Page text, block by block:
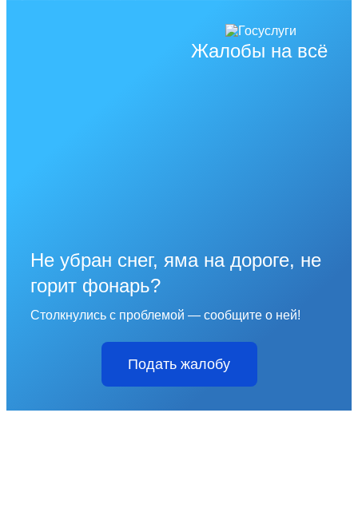
Жалобы на всё
Не убран снег, яма на дороге, не
горит фонарь?
Столкнулись с проблемой — сообщите о ней!
Подать жалобу